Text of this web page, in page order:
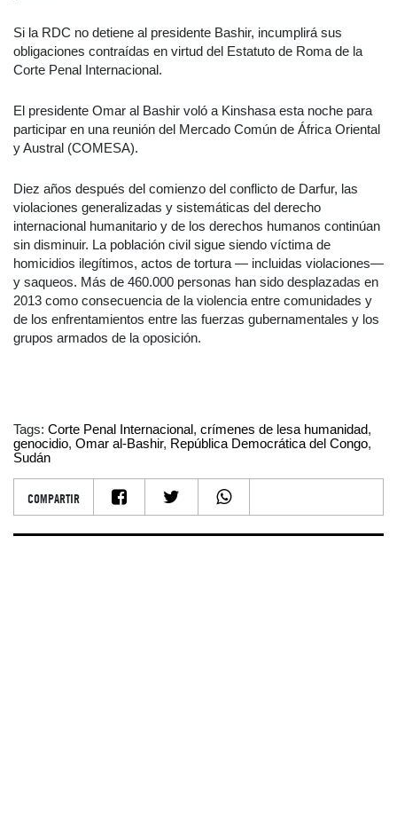
Si la RDC no detiene al presidente Bashir, incumplirá sus
obligaciones contraídas en virtud del Estatuto de Roma de la
Corte Penal Internacional.
El presidente Omar al Bashir voló a Kinshasa esta noche para
participar en una reunión del Mercado Común de África Oriental
y Austral (COMESA).
Diez años después del comienzo del conflicto de Darfur, las
violaciones generalizadas y sistemáticas del derecho
internacional humanitario y de los derechos humanos continúan
sin disminuir. La población civil sigue siendo víctima de
homicidios ilegítimos, actos de tortura — incluidas violaciones—
y saqueos. Más de 460.000 personas han sido desplazadas en
2013 como consecuencia de la violencia entre comunidades y
de los enfrentamientos entre las fuerzas gubernamentales y los
grupos armados de la oposición.
Tags: Corte Penal Internacional, crímenes de lesa humanidad,
genocidio, Omar al-Bashir, República Democrática del Congo,
Sudán
COMPARTIR